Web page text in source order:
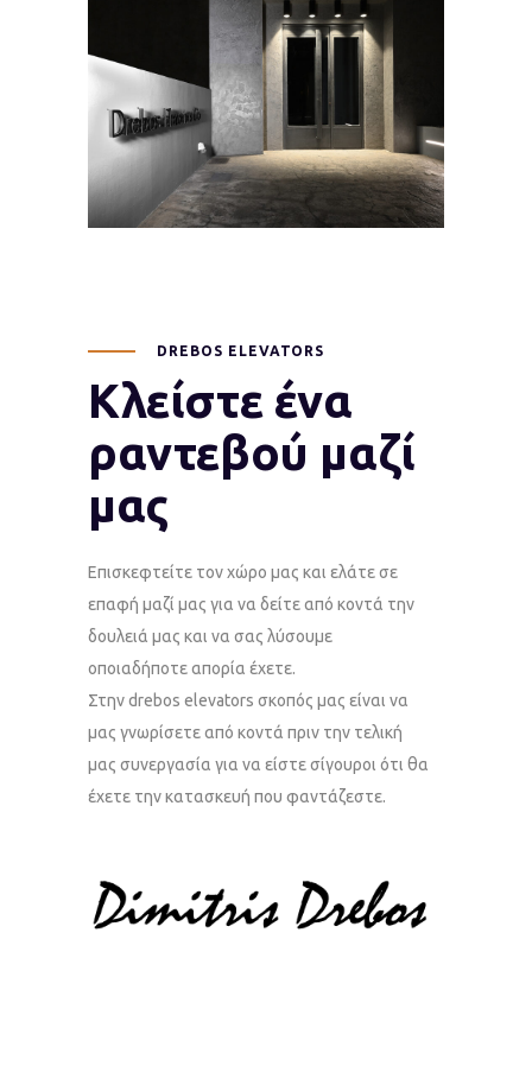
DREBOS ELEVATORS
Κλείστε ένα
ραντεβού μαζί
μας
Επισκεφτείτε τον χώρο μας και ελάτε σε
επαφή μαζί μας για να δείτε από κοντά την
δουλειά μας και να σας λύσουμε
οποιαδήποτε απορία έχετε.
Στην drebos elevators σκοπός μας είναι να
μας γνωρίσετε από κοντά πριν την τελική
μας συνεργασία για να είστε σίγουροι ότι θα
έχετε την κατασκευή που φαντάζεστε.